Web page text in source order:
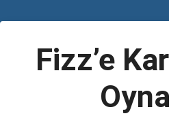
Fizz’e